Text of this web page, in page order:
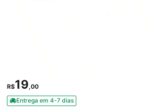
R$19,00
Entrega em 4-7 dias